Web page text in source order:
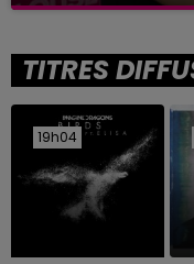
TITRES
19h04
19h04